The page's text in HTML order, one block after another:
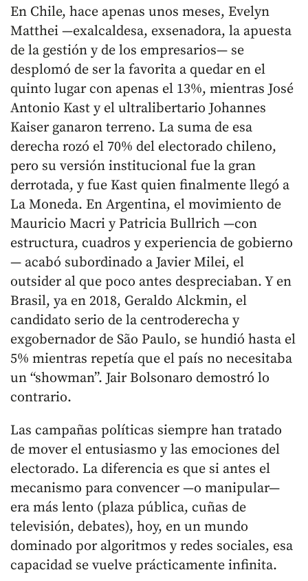
En Chile, hace apenas unos meses, Evelyn
Matthei —exalcaldesa, exsenadora, la apuesta
de la gestión y de los empresarios— se
desplomó de ser la favorita a quedar en el
quinto lugar con apenas el 13%, mientras José
Antonio Kast y el ultralibertario Johannes
Kaiser ganaron terreno. La suma de esa
derecha rozó el 70% del electorado chileno,
pero su versión institucional fue la gran
derrotada, y fue Kast quien finalmente llegó a
La Moneda. En Argentina, el movimiento de
Mauricio Macri y Patricia Bullrich —con
estructura, cuadros y experiencia de gobierno
— acabó subordinado a Javier Milei, el
outsider al que poco antes despreciaban. Y en
Brasil, ya en 2018, Geraldo Alckmin, el
candidato serio de la centroderecha y
exgobernador de São Paulo, se hundió hasta el
5% mientras repetía que el país no necesitaba
un “showman”. Jair Bolsonaro demostró lo
contrario.
Las campañas políticas siempre han tratado
de mover el entusiasmo y las emociones del
electorado. La diferencia es que si antes el
mecanismo para convencer —o manipular—
era más lento (plaza pública, cuñas de
televisión, debates), hoy, en un mundo
dominado por algoritmos y redes sociales, esa
capacidad se vuelve prácticamente infinita.